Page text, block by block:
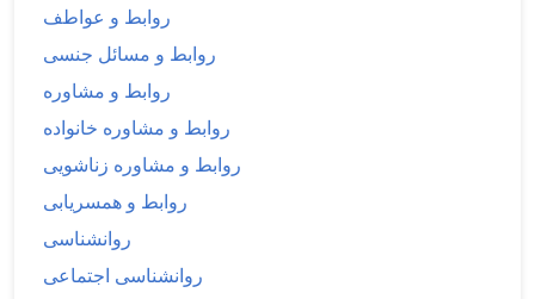
روابط و عواطف
روابط و مسائل جنسی
روابط و مشاوره
روابط و مشاوره خانواده
روابط و مشاوره زناشویی
روابط و همسریابی
روانشناسی
روانشناسی اجتماعی